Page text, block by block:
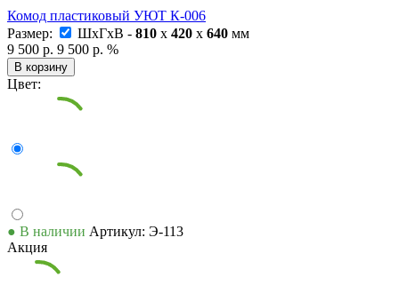
Комод пластиковый УЮТ К-006
Размер:
ШxГxВ - 810 x 420 x 640 мм
9 500 р. 9 500 р. %
В корзину
Цвет:
● В наличии Артикул: Э-113
Акция